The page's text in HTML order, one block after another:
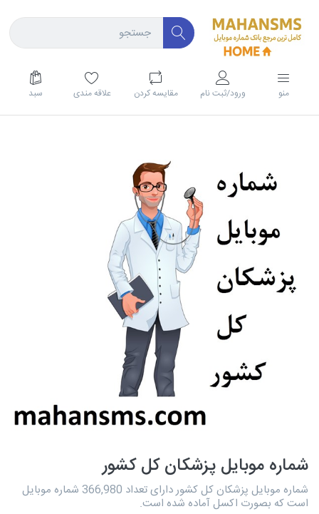
منو ورود/ثبت نام مقايسه كردن علاقه مندی سبد
شماره موبایل پزشکان کل کشور
شماره موبایل پزشکان کل کشور دارای تعداد 366,980 شماره موبایل
است که بصورت اکسل آماده شده است.